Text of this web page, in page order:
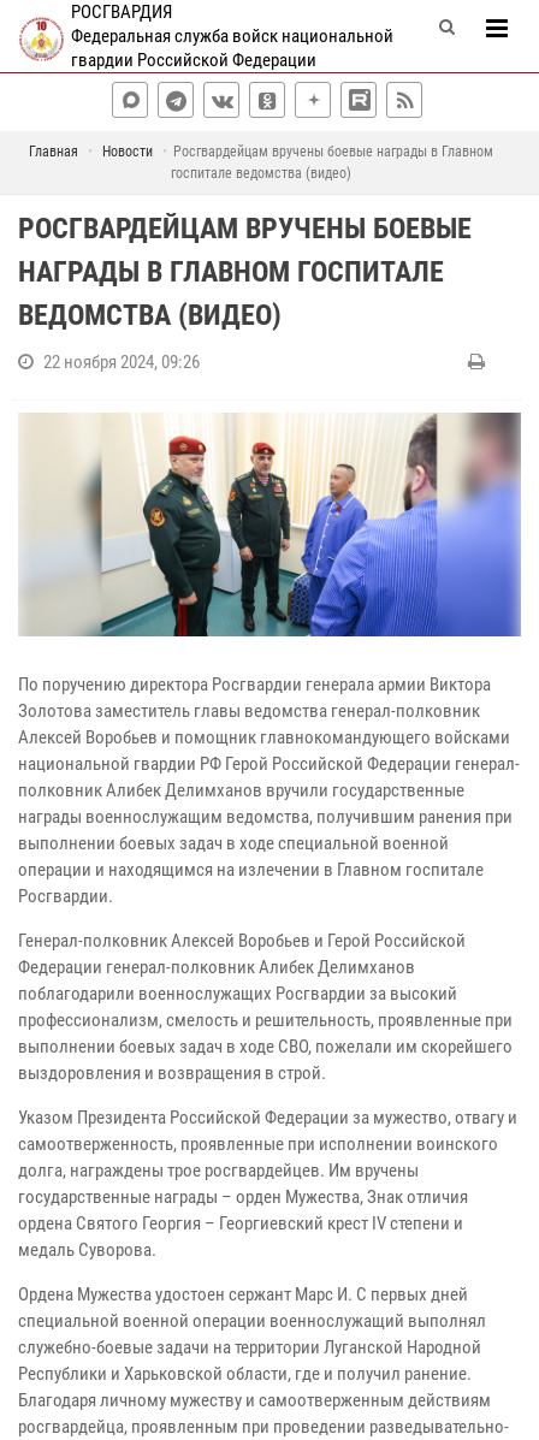
РОСГВАРДИЯ
Федеральная служба войск национальной
гвардии Российской Федерации
Главная Новости
Росгвардейцам вручены боевые награды в Главном
госпитале ведомства (видео)
РОСГВАРДЕЙЦАМ ВРУЧЕНЫ БОЕВЫЕ
НАГРАДЫ В ГЛАВНОМ ГОСПИТАЛЕ
ВЕДОМСТВА (ВИДЕО)
22 ноября 2024, 09:26
По поручению директора Росгвардии генерала армии Виктора
Золотова заместитель главы ведомства генерал-полковник
Алексей Воробьев и помощник главнокомандующего войсками
национальной гвардии РФ Герой Российской Федерации генерал-
полковник Алибек Делимханов вручили государственные
награды военнослужащим ведомства, получившим ранения при
выполнении боевых задач в ходе специальной военной
операции и находящимся на излечении в Главном госпитале
Росгвардии.
Генерал-полковник Алексей Воробьев и Герой Российской
Федерации генерал-полковник Алибек Делимханов
поблагодарили военнослужащих Росгвардии за высокий
профессионализм, смелость и решительность, проявленные при
выполнении боевых задач в ходе СВО, пожелали им скорейшего
выздоровления и возвращения в строй.
Указом Президента Российской Федерации за мужество, отвагу и
самоотверженность, проявленные при исполнении воинского
долга, награждены трое росгвардейцев. Им вручены
государственные награды – орден Мужества, Знак отличия
ордена Святого Георгия – Георгиевский крест IV степени и
медаль Суворова.
Ордена Мужества удостоен сержант Марс И. С первых дней
специальной военной операции военнослужащий выполнял
служебно-боевые задачи на территории Луганской Народной
Республики и Харьковской области, где и получил ранение.
Благодаря личному мужеству и самоотверженным действиям
росгвардейца, проявленным при проведении разведывательно-